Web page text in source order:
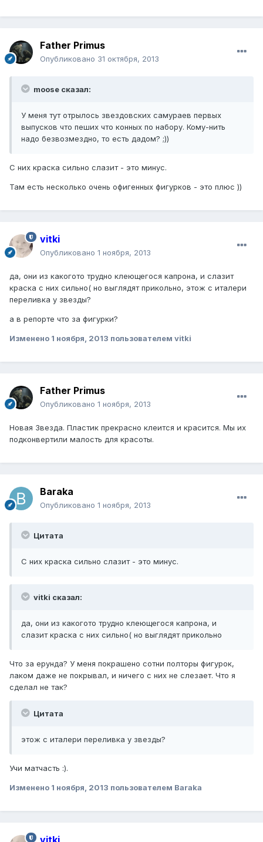
Father Primus
Опубликовано 31 октября, 2013
moose сказал:
У меня тут отрылось звездовских самураев первых
выпусков что пеших что конных по набору. Кому-нить
надо безвозмездно, то есть дадом? ;))
С них краска сильно слазит - это минус.
Там есть несколько очень офигенных фигурков - это плюс ))
vitki
Опубликовано 1 ноября, 2013
да, они из какогото трудно клеющегося капрона, и слазит
краска с них сильно( но выглядят прикольно, этож с италери
переливка у звезды?
а в репорте что за фигурки?
Изменено 1 ноября, 2013 пользователем vitki
Father Primus
Опубликовано 1 ноября, 2013
Новая Звезда. Пластик прекрасно клеится и красится. Мы их
подконвертили малость для красоты.
Baraka
Опубликовано 1 ноября, 2013
Цитата
С них краска сильно слазит - это минус.
vitki сказал:
да, они из какогото трудно клеющегося капрона, и
слазит краска с них сильно( но выглядят прикольно
Что за ерунда? У меня покрашено сотни полторы фигурок,
лаком даже не покрывал, и ничего с них не слезает. Что я
сделал не так?
Цитата
этож с италери переливка у звезды?
Учи матчасть :).
Изменено 1 ноября, 2013 пользователем Baraka
vitki